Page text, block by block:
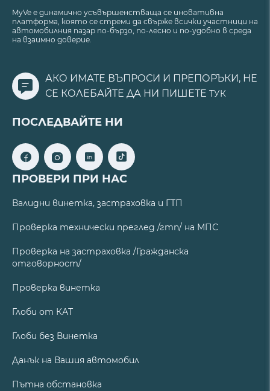
MyVe е динамично усъвършенстваща се иновативна
платформа, която се стреми да свърже всички участници на
автомобилния пазар по-бързо, по-лесно и по-удобно в среда
на взаимно доверие.
АКО ИМАТЕ ВЪПРОСИ И ПРЕПОРЪКИ, НЕ
СЕ КОЛЕБАЙТЕ ДА НИ ПИШЕТЕ ТУК
ПОСЛЕДВАЙТЕ НИ
ПРОВЕРИ ПРИ НАС
Валидни винетка, застраховка и ГТП
Проверка технически преглед /гтп/ на МПС
Проверка на застраховка /Гражданска
отговорност/
Проверка винетка
Глоби от КАТ
Глоби без Винетка
Данък на Вашия автомобил
Пътна обстановка